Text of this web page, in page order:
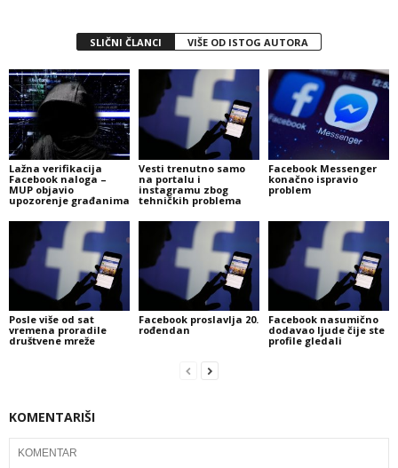
SLIČNI ČLANCI VIŠE OD ISTOG AUTORA
Lažna verifikacija
Facebook naloga –
MUP objavio
upozorenje građanima
Vesti trenutno samo
na portalu i
instagramu zbog
tehničkih problema
Facebook Messenger
konačno ispravio
problem
Posle više od sat
vremena proradile
društvene mreže
Facebook proslavlja 20.
rođendan
Facebook nasumično
dodavao ljude čije ste
profile gledali
KOMENTARIŠI